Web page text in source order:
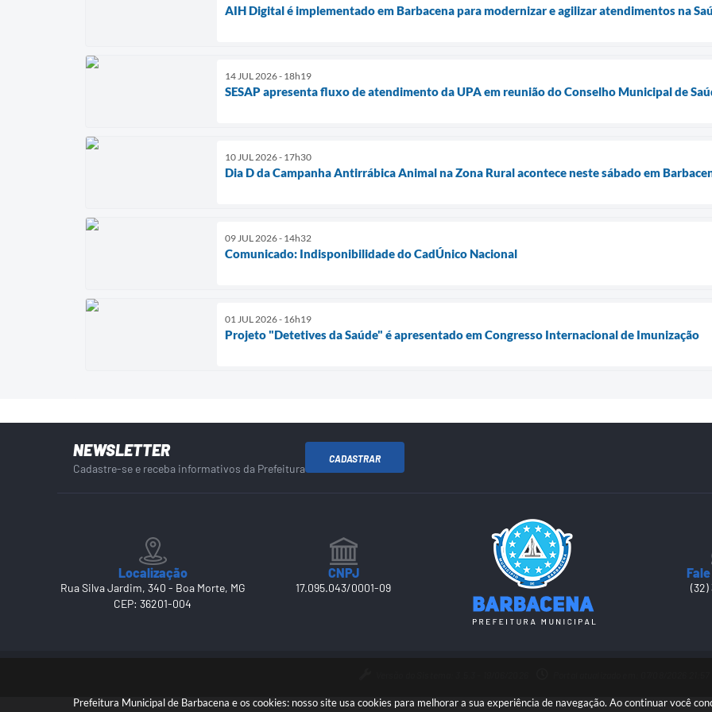
Prefeitura Municipal de Barbacena e os cookies: nosso site usa cookies para melhorar a sua experiência de navegação. Ao continuar você
AIH Digital é implementado em Barbacena para modernizar e agilizar atendimentos na
14 JUL 2026 - 18h19
SESAP apresenta fluxo de atendimento da UPA em reunião do Conselho Municipal de
10 JUL 2026 - 17h30
Dia D da Campanha Antirrábica Animal na Zona Rural acontece neste sábado em
09 JUL 2026 - 14h32
Comunicado: Indisponibilidade do CadÚnico Nacional
01 JUL 2026 - 16h19
Projeto "Detetives da Saúde" é apresentado em Congresso Internacional de Imunização
NEWSLETTER
Cadastre-se e receba informativos da Prefeitura
CADASTRAR
Localização
Rua Silva Jardim, 340 - Boa Morte, MG
CEP: 36201-004
CNPJ
17.095.043/0001-09 (32)